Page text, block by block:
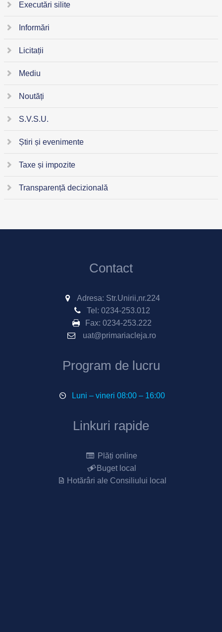
Executări silite
Informări
Licitații
Mediu
Noutăți
S.V.S.U.
Știri și evenimente
Taxe și impozite
Transparență decizională
Contact
Adresa: Str.Unirii,nr.224
Tel: 0234-253.012
Fax: 0234-253.222
uat@primariacleja.ro
Program de lucru
Luni – vineri 08:00 – 16:00
Linkuri rapide
Plăți online
Buget local
Hotărâri ale Consiliului local